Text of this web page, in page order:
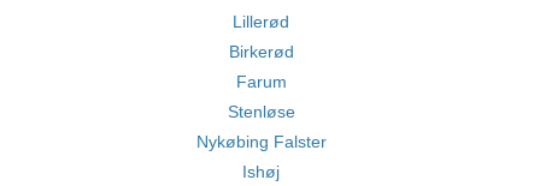
Lillerød
Birkerød
Farum
Stenløse
Nykøbing Falster
Ishøj